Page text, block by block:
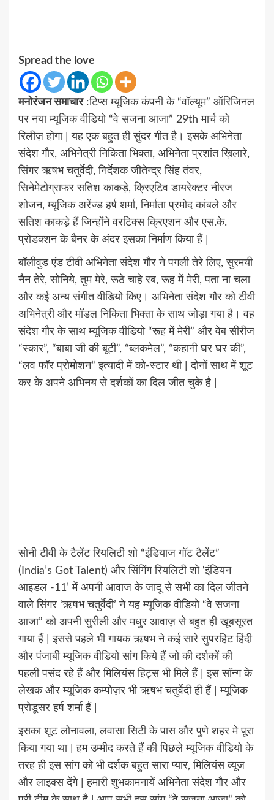
Spread the love
मनोरंजन समाचार:टिप्स म्यूजिक कंपनी के “वॉल्यूम” ऑरिजिनल
पर नया म्यूजिक वीडियो “वे सजना आजा” 29th मार्च को
रिलीज़ होगा | यह एक बहुत ही सुंदर गीत है। इसके अभिनेता
संदेश गौर, अभिनेत्री निकिता भिक्ता, अभिनेता प्रशांत ख़िलारे,
सिंगर ऋषभ चतुर्वेदी, निर्देशक जीतेन्द्र सिंह तंवर,
सिनेमेटोग्राफर सतिश काकड़े, क्रिएटिव डायरेक्टर नीरज
शोजन, म्यूजिक अरेंज्ड हर्ष शर्मा, निर्माता प्रमोद कांबले और
सतिश काकड़े हैं जिन्होंने वरटिक्स क्रिएशन और एस.के.
प्रोडक्शन के बैनर के अंदर इसका निर्माण किया हैं |
बॉलीवुड एंड टीवी अभिनेता संदेश गौर ने पगली तेरे लिए, सुरमयी
नैन तेरे, सोनिये, तुम मेरे, रूठे चाहे रब, रूह में मेरी, पता ना चला
और कई अन्य संगीत वीडियो किए। अभिनेता संदेश गौर को टीवी
अभिनेत्री और मॉडल निकिता भिक्ता के साथ जोड़ा गया है। वह
संदेश गौर के साथ म्यूजिक वीडियो “रूह में मेरी” और वेब सीरीज
“स्कार”, “बाबा जी की बूटी”, “ब्लकमेल”, “कहानी घर घर की”,
“लव फॉर प्रोमोशन” इत्यादी में को-स्टार थी | दोनों साथ में शूट
कर के अपने अभिनय से दर्शकों का दिल जीत चुके है |
सोनी टीवी के टैलेंट रियलिटी शो “इंडियाज गॉट टैलेंट”
(India’s Got Talent) और सिंगिंग रियलिटी शो ‘इंडियन
आइडल -11’ में अपनी आवाज के जादू से सभी का दिल जीतने
वाले सिंगर ‘ऋषभ चतुर्वेदी’ ने यह म्यूजिक वीडियो “वे सजना
आजा” को अपनी सुरीली और मधुर आवाज़ से बहुत ही खूबसूरत
गाया हैं | इससे पहले भी गायक ऋषभ ने कई सारे सुपरहिट हिंदी
और पंजाबी म्यूजिक वीडियो सांग किये हैं जो की दर्शकों की
पहली पसंद रहे हैं और मिलियंस हिट्स भी मिले हैं | इस सॉन्ग के
लेखक और म्यूजिक कम्पोज़र भी ऋषभ चतुर्वेदी ही हैं | म्यूजिक
प्रोडूसर हर्ष शर्मा हैं |
इसका शूट लोनावला, लवासा सिटी के पास और पुणे शहर मे पूरा
किया गया था | हम उम्मीद करते हैं की पिछले म्यूजिक वीडियो के
तरह ही इस सांग को भी दर्शक बहुत सारा प्यार, मिलियंस व्यूज
और लाइक्स देंगे | हमारी शुभकामनायें अभिनेता संदेश गौर और